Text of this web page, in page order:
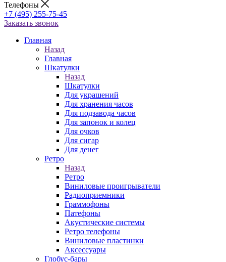
Телефоны
+7 (495) 255-75-45
Заказать звонок
Главная
Назад
Главная
Шкатулки
Назад
Шкатулки
Для украшений
Для хранения часов
Для подзавода часов
Для запонок и колец
Для очков
Для сигар
Для денег
Ретро
Назад
Ретро
Виниловые проигрыватели
Радиоприемники
Граммофоны
Патефоны
Акустические системы
Ретро телефоны
Виниловые пластинки
Аксессуары
Глобус-бары